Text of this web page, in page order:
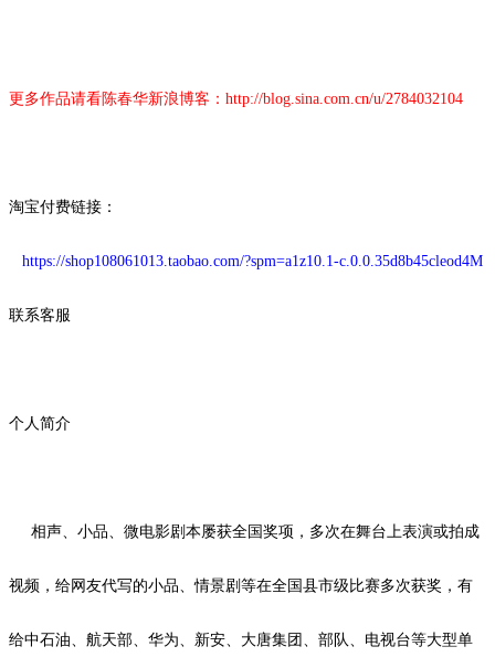
更多作品请看陈春华新浪博客： http://blog.sina.com.cn/u/2784032104
淘宝付费链接：
https://shop108061013.taobao.com/?spm=a1z10.1-c.0.0.35d8b45cleod4M
联系客服
个人简介
相声、小品、微电影剧本屡获全国奖项，多次在舞台上表演或拍成
视频，给网友代写的小品、情景剧等在全国县市级比赛多次获奖，有
给中石油、航天部、华为、新安、大唐集团、部队、电视台等大型单